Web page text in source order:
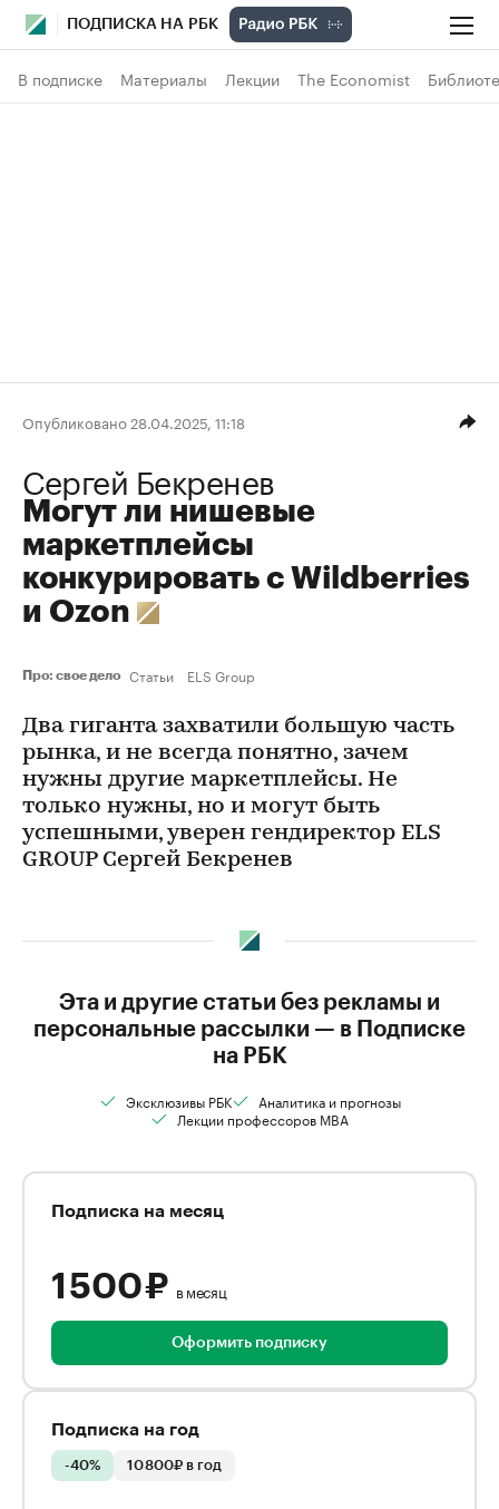
ПОДПИСКА НА РБК
В подписке Материалы Лекции The Economist
Опубликовано 28.04.2025, 11:18
Сергей Бекренев
Могут ли нишевые
маркетплейсы
конкурировать с Wildberries
и Ozon
Про: свое дело Статьи ELS Group
Два гиганта захватили большую часть
рынка, и не всегда понятно, зачем
нужны другие маркетплейсы. Не
только нужны, но и могут быть
успешными, уверен гендиректор ELS
GROUP Сергей Бекренев
Эта и другие статьи без рекламы и
персональные рассылки — в Подписке
на РБК
Эксклюзивы РБК
Аналитика и прогнозы
Лекции профессоров MBA
Подписка на месяц
1 500 ₽ в месяц
Оформить подписку
Подписка на год
-40% 10 800₽ в год